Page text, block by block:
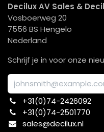
Decilux AV Sales &
Vosboerweg 20
7556 BS Hengelo
Nederland
Schrijf je in voor onze
+31(0)74-2426092​
+31(0)74-2501770
sales@decilux.nl